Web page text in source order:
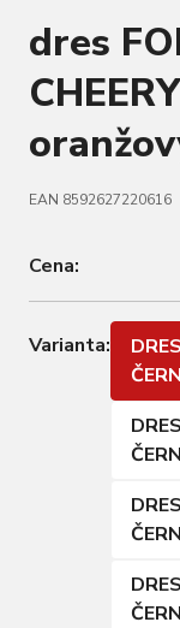
dres
EAN 8592627220616
Cena:
Varianta: